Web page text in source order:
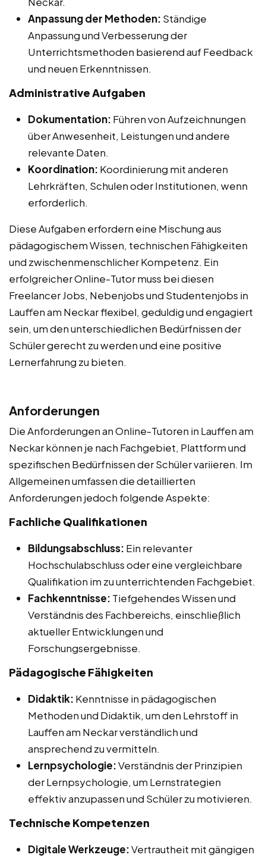
Anpassung der Methoden: Ständige
Anpassung und Verbesserung der
Unterrichtsmethoden basierend auf Feedback
und neuen Erkenntnissen.
Administrative Aufgaben
Dokumentation: Führen von Aufzeichnungen
über Anwesenheit, Leistungen und andere
relevante Daten.
Koordination: Koordinierung mit anderen
Lehrkräften, Schulen oder Institutionen, wenn
erforderlich.
Diese Aufgaben erfordern eine Mischung aus
pädagogischem Wissen, technischen Fähigkeiten
und zwischenmenschlicher Kompetenz. Ein
erfolgreicher Online-Tutor muss bei diesen
Freelancer Jobs, Nebenjobs und Studentenjobs in
Lauffen am Neckar flexibel, geduldig und engagiert
sein, um den unterschiedlichen Bedürfnissen der
Schüler gerecht zu werden und eine positive
Lernerfahrung zu bieten.
Anforderungen
Die Anforderungen an Online-Tutoren in Lauffen am
Neckar können je nach Fachgebiet, Plattform und
spezifischen Bedürfnissen der Schüler variieren. Im
Allgemeinen umfassen die detaillierten
Anforderungen jedoch folgende Aspekte:
Fachliche Qualifikationen
Bildungsabschluss: Ein relevanter
Hochschulabschluss oder eine vergleichbare
Qualifikation im zu unterrichtenden Fachgebiet.
Fachkenntnisse: Tiefgehendes Wissen und
Verständnis des Fachbereichs, einschließlich
aktueller Entwicklungen und
Forschungsergebnisse.
Pädagogische Fähigkeiten
Didaktik: Kenntnisse in pädagogischen
Methoden und Didaktik, um den Lehrstoff in
Lauffen am Neckar verständlich und
ansprechend zu vermitteln.
Lernpsychologie:Verständnis der Prinzipien
der Lernpsychologie, um Lernstrategien
effektiv anzupassen und Schüler zu motivieren.
Technische Kompetenzen
Digitale Werkzeuge:Vertrautheit mit gängigen